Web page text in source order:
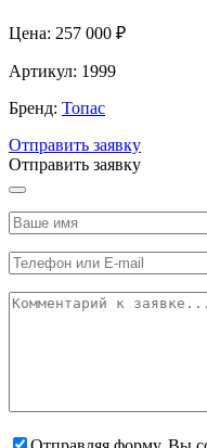
Цена: 257 000 ₽
Артикул: 1999
Бренд: Топас
Отправить заявку
Отправить заявку